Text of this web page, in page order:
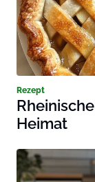
Rezept
Heimat